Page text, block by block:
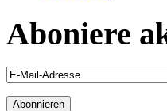
Aboniere